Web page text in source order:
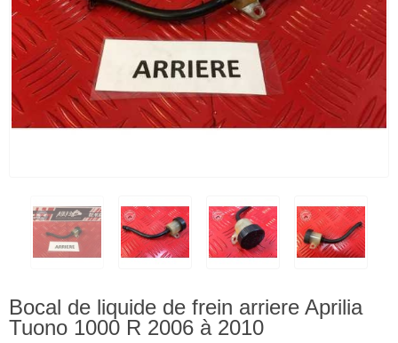
Bocal de liquide de frein arriere Aprilia
Tuono 1000 R 2006 à 2010